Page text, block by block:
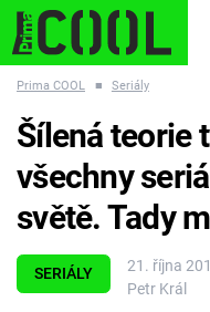
ESCAPE PLNEJ KOTEL
Témata
Prima COOL ■ Seriály
SERIÁLY
21. října
Petr Král
Šílená teorie
všechny
světě. Tady